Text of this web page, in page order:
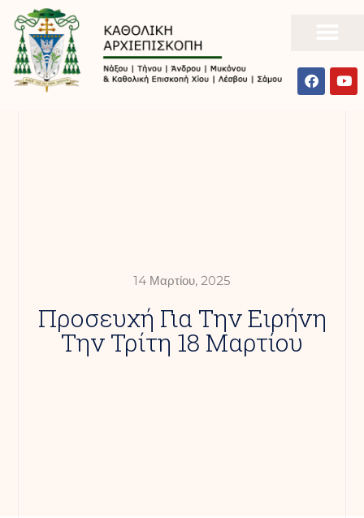
14 Μαρτίου, 2025
Προσευχή Για Την Ειρήνη
Την Τρίτη 18 Μαρτίου